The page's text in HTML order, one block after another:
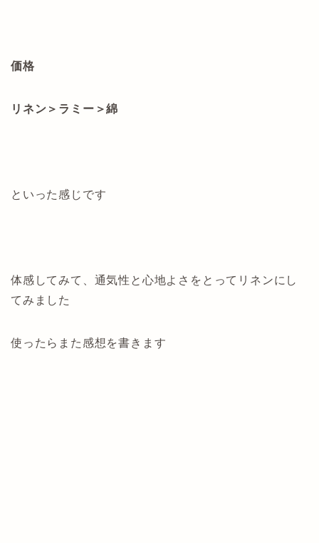
価格
リネン＞ラミー＞綿
といった感じです
体感してみて、通気性と心地よさをとってリネンにし
てみました
使ったらまた感想を書きます